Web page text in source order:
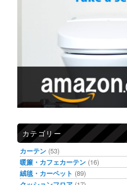
カテゴリー
カーテン (53)
暖簾・カフェカーテン (16)
絨毯・カーペット (89)